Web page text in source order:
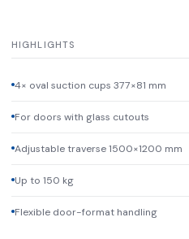
HIGHLIGHTS
4× oval suction cups 377×81 mm
For doors with glass cutouts
Adjustable traverse 1500×1200 mm
Up to 150 kg
Flexible door-format handling